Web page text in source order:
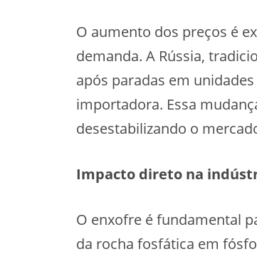
O aumento dos preços é
demanda. A Rússia,
após paradas em
importadora. Essa
desestabilizando o
Impacto direto na
O enxofre é fundamental
da rocha fosfática em